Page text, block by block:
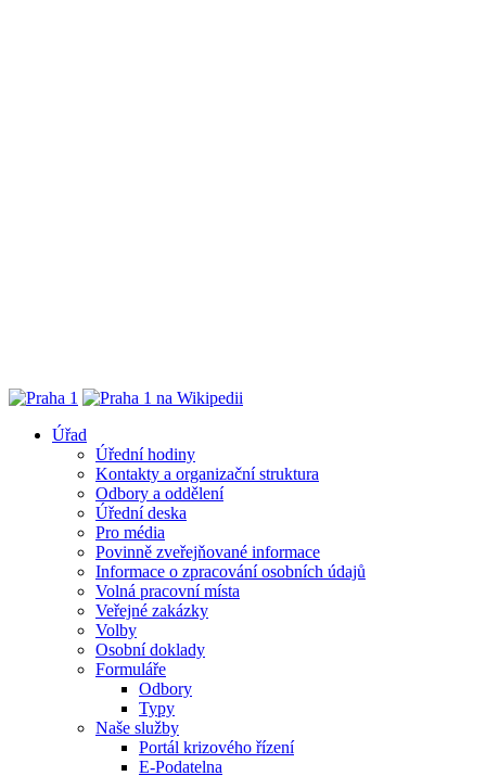
Úřad
Úřední hodiny
Kontakty a organizační struktura
Odbory a oddělení
Úřední deska
Pro média
Povinně zveřejňované informace
Informace o zpracování osobních údajů
Volná pracovní místa
Veřejné zakázky
Volby
Osobní doklady
Formuláře
Odbory
Typy
Naše služby
Portál krizového řízení
E-Podatelna